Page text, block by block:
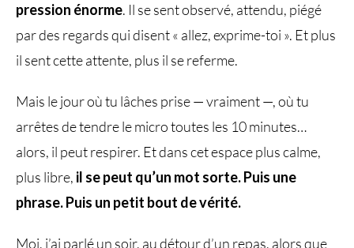
pression énorme. Il se sent observé, attendu, piégé
par des regards qui disent « allez, exprime-toi ». Et plus
il sent cette attente, plus il se referme.
Mais le jour où tu lâches prise — vraiment —, où tu
arrêtes de tendre le micro toutes les 10 minutes…
alors, il peut respirer. Et dans cet espace plus calme,
plus libre, il se peut qu’un mot sorte. Puis une
phrase. Puis un petit bout de vérité.
Moi, j’ai parlé un soir, au détour d’un repas, alors que